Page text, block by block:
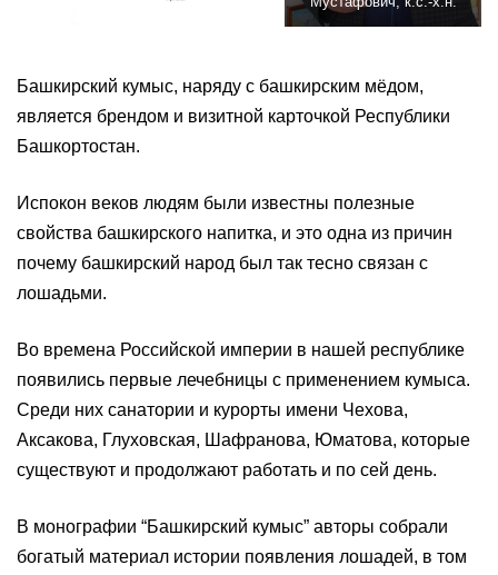
Башкирский кумыс, наряду с башкирским мёдом,
является брендом и визитной карточкой Республики
Башкортостан.
Испокон веков людям были известны полезные
свойства башкирского напитка, и это одна из причин
почему башкирский народ был так тесно связан с
лошадьми.
Во времена Российской империи в нашей республике
появились первые лечебницы с применением кумыса.
Среди них санатории и курорты имени Чехова,
Аксакова, Глуховская, Шафранова, Юматова, которые
существуют и продолжают работать и по сей день.
В монографии “Башкирский кумыс” авторы собрали
богатый материал истории появления лошадей, в том